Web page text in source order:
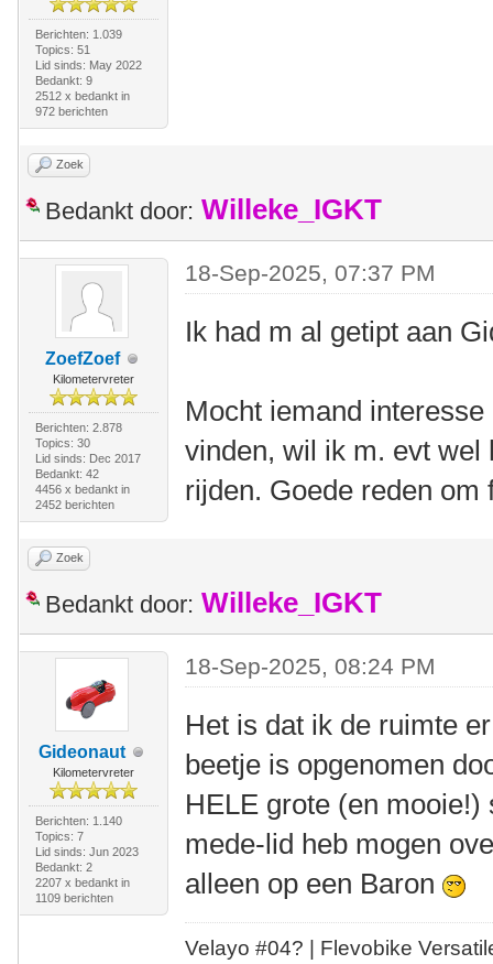
Berichten: 1.039
Topics: 51
Lid sinds: May 2022
Bedankt: 9
2512 x bedankt in
972 berichten
Zoek
Bedankt door: Willeke_IGKT
ZoefZoef
Kilometervreter
Berichten: 2.878
Topics: 30
Lid sinds: Dec 2017
Bedankt: 42
4456 x bedankt in
2452 berichten
18-Sep-2025, 07:37 PM
Ik had m al getipt aan
Mocht iemand
vinden, wil ik m. evt wel
rijden. Goede reden
Zoek
Bedankt door: Willeke_IGKT
Gideonaut
Kilometervreter
Berichten: 1.140
Topics: 7
Lid sinds: Jun 2023
Bedankt: 2
2207 x bedankt in
1109 berichten
18-Sep-2025, 08:24 PM
Het is dat ik de ruimte
beetje is opgenomen
HELE grote (en
mede-lid heb mogen
alleen op een Baron
Velayo #04? | Flevobike